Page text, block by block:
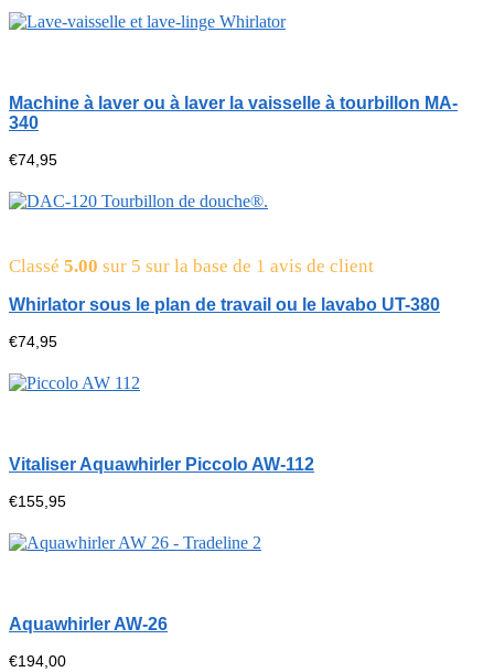
Machine à laver ou à laver la vaisselle à tourbillon MA-
340
€74,95
Classé 5.00 sur 5 sur la base de 1 avis de client
Whirlator sous le plan de travail ou le lavabo UT-380
€74,95
Vitaliser Aquawhirler Piccolo AW-112
€155,95
Aquawhirler AW-26
€194,00